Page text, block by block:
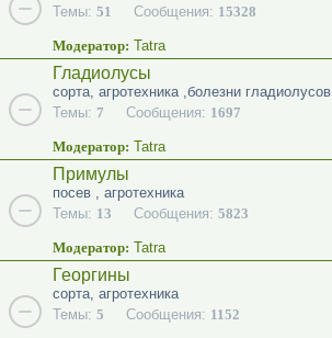
Темы: 51 Сообщения: 15328
Модератор: Tatra
Гладиолусы
сорта, агротехника ,болезни гладиолусов
Темы: 7 Сообщения: 1697
Модератор: Tatra
Примулы
посев , агротехника
Темы: 13 Сообщения: 5823
Модератор: Tatra
Георгины
сорта, агротехника
Темы: 5 Сообщения: 1152